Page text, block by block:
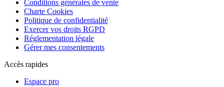
Conditions générales de vente
Charte Cookies
Politique de confidentialité
Exercer vos droits RGPD
Réglementation légale
Gérer mes consentements
Accès rapides
Espace pro